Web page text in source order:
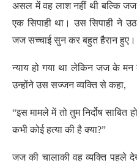
असल में वह लाश नहीं थी बल्कि जज
एक सिपाही था। उस सिपाही ने
जज सच्चाई सुन कर बहुत हैरान हुए।
न्याय हो गया था लेकिन जज के मन
उन्होंने उस सज्जन व्यक्ति से कहा,
“इस मामले में तो तुम निर्दोष
कभी कोई हत्या की है क्या?”
जज की चालाकी वह व्यक्ति पहले